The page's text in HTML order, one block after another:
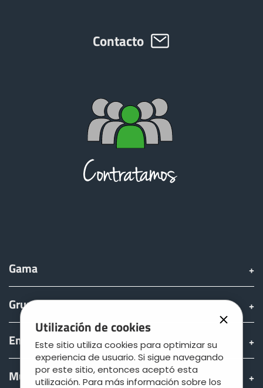
Utilización de cookies
Este sitio utiliza cookies para optimizar su
experiencia de usuario. Si sigue navegando
por este sitio, entonces aceptó esta
utilización. Para más información sobre los
Contacto
Gama
Grupo
Encontrar & comprar
Mundo JOSKIN